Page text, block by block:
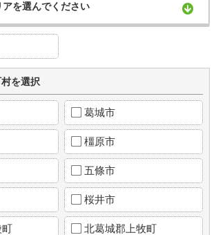
アを選んでください
を選択
葛城市
橿原市
五條市
桜井市
北葛城郡上牧町